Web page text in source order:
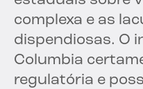
complexa e as
dispendiosas. O
Columbia
regulatória e